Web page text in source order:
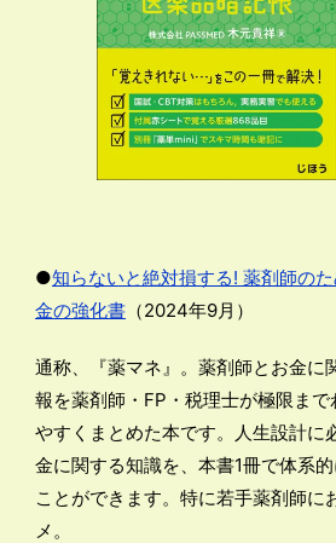
●知らないと絶対損する! 薬剤師の
金の強化書 （2024年9月）
通称、『薬マネ』。薬剤師とお金に
報を薬剤師・FP・税理士が極限まで
やすくまとめた本です。人生設計に
金に関する知識を、本書1冊で体系
ことができます。特に若手薬剤師に
メ。